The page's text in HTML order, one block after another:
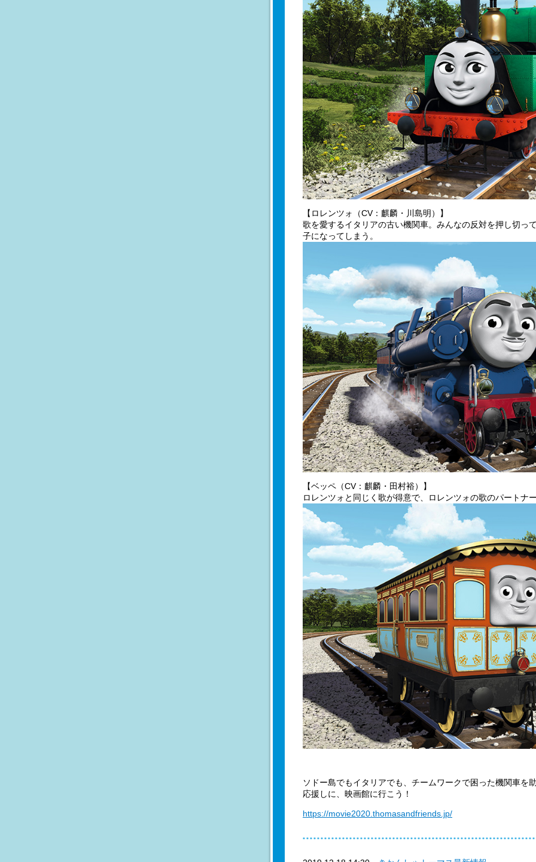
【ロレンツォ（CV：麒麟・川島明）】
歌を愛するイタリアの古い機関車。みんなの反対を押し切っ
子になってしまう。
【ベッペ（CV：麒麟・田村裕）】
ロレンツォと同じく歌が得意で、ロレンツォの歌のパートナ
ソドー島でもイタリアでも、チームワークで困った機関車を
応援しに、映画館に行こう！
https://movie2020.thomasandfriends.jp/